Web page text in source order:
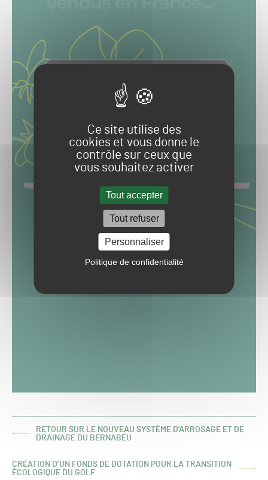
Ce site utilise des
cookies et vous donne le
contrôle sur ceux que
vous souhaitez activer
Tout accepter
Tout refuser
Personnaliser
Politique de confidentialité
ARTICLE
RETOUR SUR LE NOUVEAU SYSTÈME D'ARROSAGE ET DE
DRAINAGE DU BERNABÉU
ARTICLE
CRÉATION D’UN FONDS DE DOTATION POUR LA TRANSITION
ÉCOLOGIQUE DU GOLF